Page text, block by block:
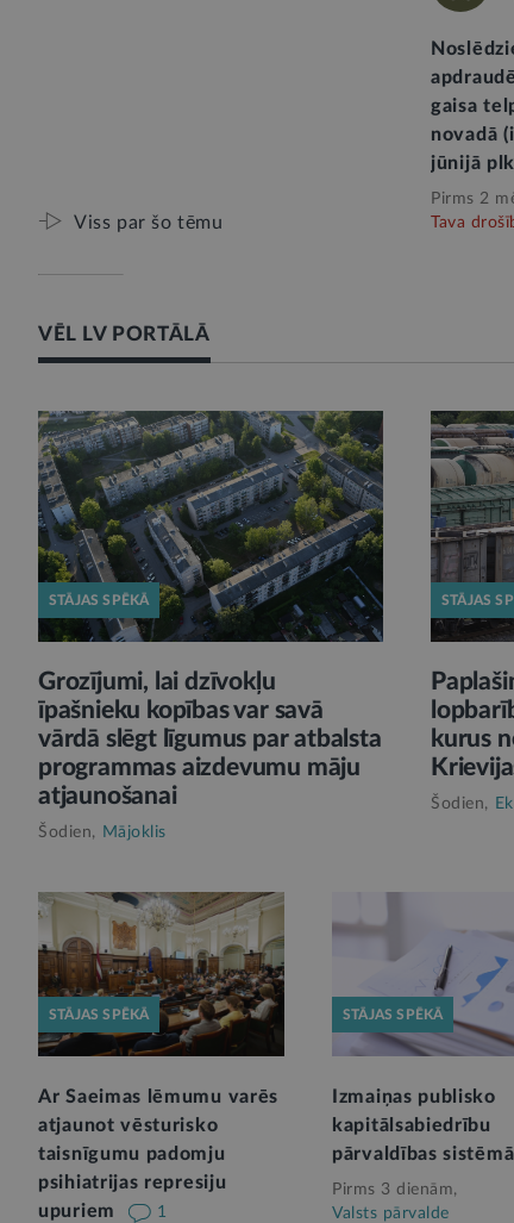
gaisa
novadā
jūnijā
Pirms 2
Tava
Viss par šo tēmu
VĒL LV PORTĀLĀ
STĀJAS SPĒKĀ
Grozījumi, lai dzīvokļu
īpašnieku kopības var savā
vārdā slēgt līgumus par atbalsta
programmas aizdevumu māju
atjaunošanai
Šodien, Mājoklis
STĀJAS
kurus
Šodien,
STĀJAS SPĒKĀ
Ar Saeimas lēmumu varēs
atjaunot vēsturisko
taisnīgumu padomju
psihiatrijas represiju
upuriem
1
STĀJAS SPĒKĀ
Izmaiņas publisko
kapitālsabiedrību
pārvaldības sistēmā
Pirms 3 dienām,
Valsts pārvalde